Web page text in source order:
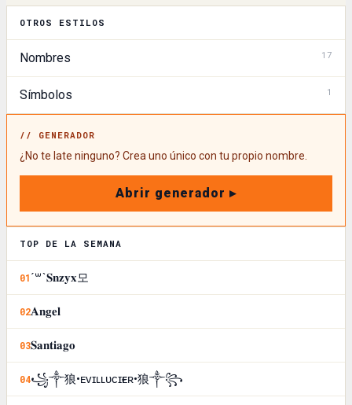
OTROS ESTILOS
Nombres 17
Símbolos 1
// GENERADOR
¿No te late ninguno? Crea uno único con tu propio nombre.
Abrir generador ▸
TOP DE LA SEMANA
01´꒳`𝐒𝐧𝐳𝐲𝐱모
02𝐀𝐧𝐠𝐞𝐥
03𝐒𝐚𝐧𝐭𝐢𝐚𝐠𝐨
04꧁༒狼•ᴇᴠɪʟㅤʟᴜᴄɪғᴇʀ•狼༒꧂